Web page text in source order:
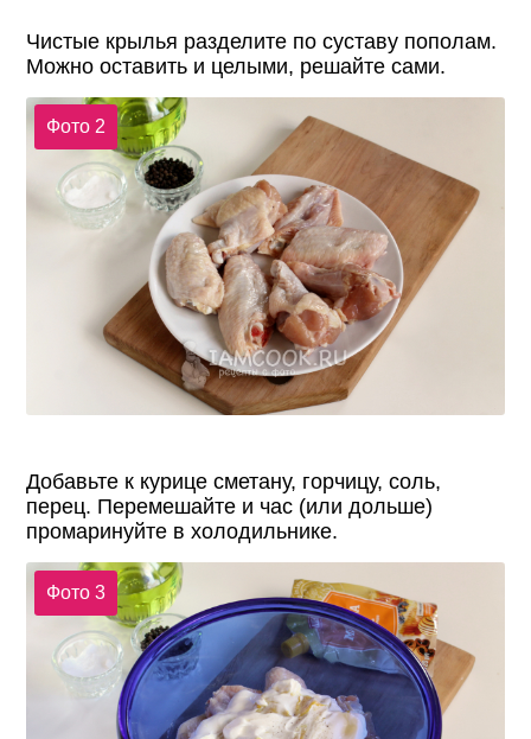
Чистые крылья разделите по суставу пополам.
Можно оставить и целыми, решайте сами.
Фото 2
Добавьте к курице сметану, горчицу, соль,
перец. Перемешайте и час (или дольше)
промаринуйте в холодильнике.
Фото 3